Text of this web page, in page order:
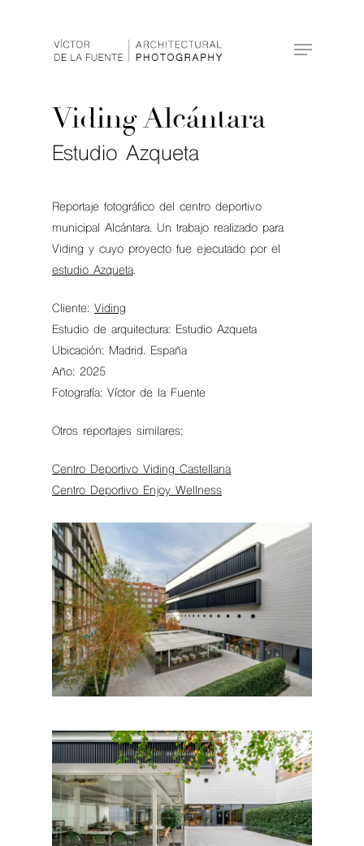
Viding Alcántara
Estudio Azqueta
Reportaje fotográfico del centro deportivo
municipal Alcántara. Un trabajo realizado para
Viding y cuyo proyecto fue ejecutado por el
estudio Azqueta.
Cliente: Viding
Estudio de arquitectura: Estudio Azqueta
Ubicación: Madrid. España
Año: 2025
Fotografía: Víctor de la Fuente
Otros reportajes similares:
Centro Deportivo Viding Castellana
Centro Deportivo Enjoy Wellness